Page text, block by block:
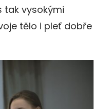
tak vysokými
tělo i pleť dobře